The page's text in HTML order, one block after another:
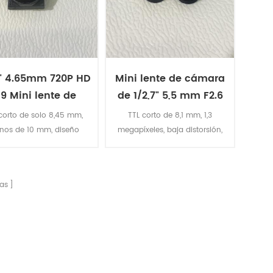
4.65mm 720P HD
Mini lente de
cámara
de solo 8,45 mm,
de 10 mm, diseño
cctv estenopeica
Mini lente de cámara
de 1/2,7" 5,5 mm F2.6
m8
TTL corto de 8,1 mm, 1,3
megapíxeles, baja distorsión,